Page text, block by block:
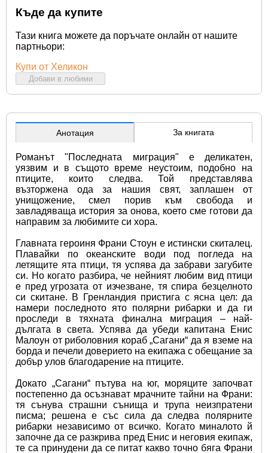
Къде да купите
Тази книга можете да поръчате онлайн от нашите
партньори:
Купи от Хеликон
Добави в любими
Анотация За книгата
Романът "Последната миграция" е деликатен,
уязвим и в същото време неустоим, подобно на
птиците, които следва. Той представлява
възторжена ода за нашия свят, заплашен от
унищожение, смел порив към свобода и
завладяваща история за онова, което сме готови да
направим за любимите си хора.
Главната героиня Франи Стоун е истински скиталец.
Плавайки по океанските води под погледа на
летящите ята птици, тя успява да забрави загубите
си. Но когато разбира, че нейният любим вид птици
е пред угрозата от изчезване, тя спира безцелното
си скитане. В Гренландия пристига с ясна цел: да
намери последното ято полярни рибарки и да ги
проследи в тяхната финална миграция – най-
дългата в света. Успява да убеди капитана Енис
Малоун от риболовния кораб „Сагани“ да я вземе на
борда и печели доверието на екипажа с обещание за
добър улов благодарение на птиците.
Докато „Сагани“ пътува на юг, моряците започват
постепенно да осъзнават мрачните тайни на Франи:
тя сънува страшни сънища и трупа неизпратени
писма; решена е със сила да следва полярните
рибарки независимо от всичко. Когато миналото й
започне да се разкрива пред Енис и неговия екипаж,
те са принудени да се питат какво точно бяга Франи